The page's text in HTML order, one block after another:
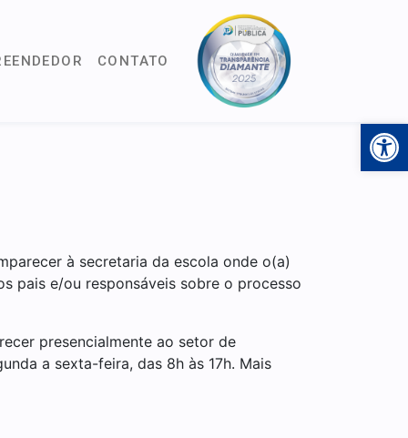
CONTATO
à secretaria da escola onde o(a)
pais e/ou responsáveis sobre o processo
presencialmente ao setor de
a sexta-feira, das 8h às 17h. Mais